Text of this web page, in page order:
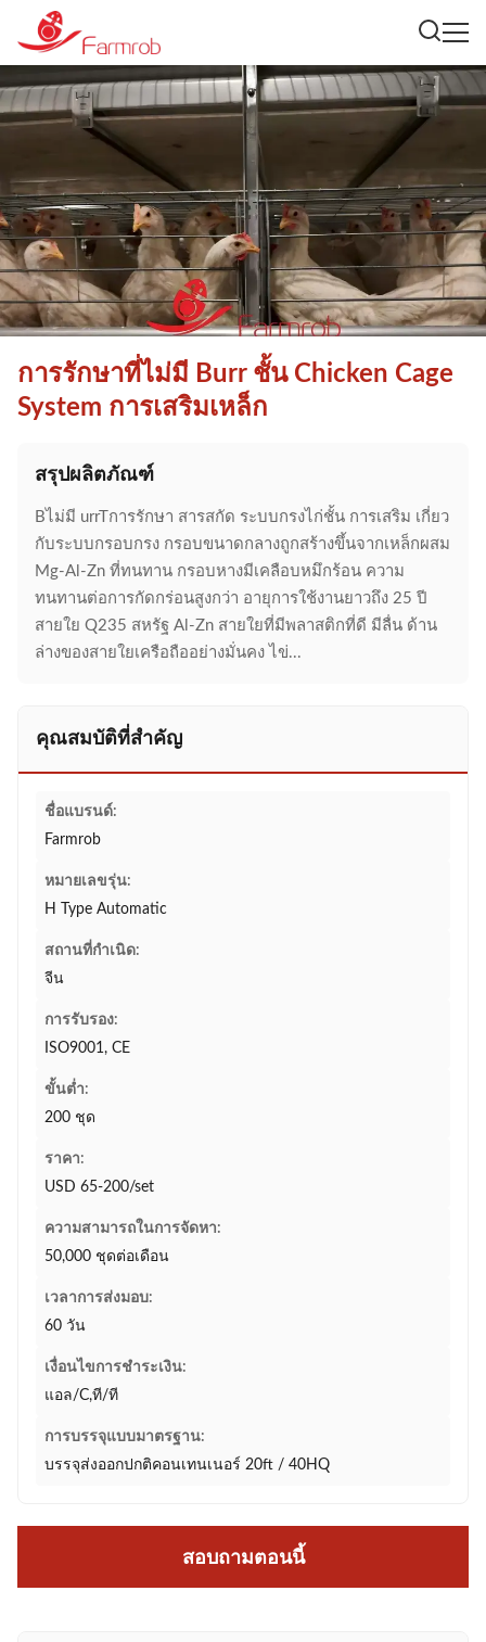
การรักษาที่ไม่มี Burr ชั้น Chicken Cage
System การเสริมเหล็ก
สรุปผลิตภัณฑ์
Bไม่มี urrTการรักษา สารสกัด ระบบกรงไก่ชั้น การเสริม เกี่ยว
กับระบบกรอบกรง กรอบขนาดกลางถูกสร้างขึ้นจากเหล็กผสม
Mg-Al-Zn ที่ทนทาน กรอบหางมีเคลือบหมึกร้อน ความ
ทนทานต่อการกัดกร่อนสูงกว่า อายุการใช้งานยาวถึง 25 ปี
สายใย Q235 สหรัฐ Al-Zn สายใยที่มีพลาสติกที่ดี มีลื่น ด้าน
ล่างของสายใยเครือถืออย่างมั่นคง ไข่...
คุณสมบัติที่สำคัญ
ชื่อแบรนด์:
Farmrob
หมายเลขรุ่น:
H Type Automatic
สถานที่กำเนิด:
จีน
การรับรอง:
ISO9001, CE
ขั้นต่ำ:
200 ชุด
ราคา:
USD 65-200/set
ความสามารถในการจัดหา:
50,000 ชุดต่อเดือน
เวลาการส่งมอบ:
60 วัน
เงื่อนไขการชำระเงิน:
แอล/C,ที/ที
การบรรจุแบบมาตรฐาน:
บรรจุส่งออกปกติคอนเทนเนอร์ 20ft / 40HQ
สอบถามตอนนี้